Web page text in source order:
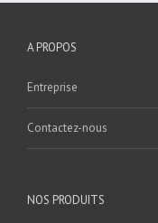
A PROPOS
Entreprise
Contactez-nous
NOS PRODUITS